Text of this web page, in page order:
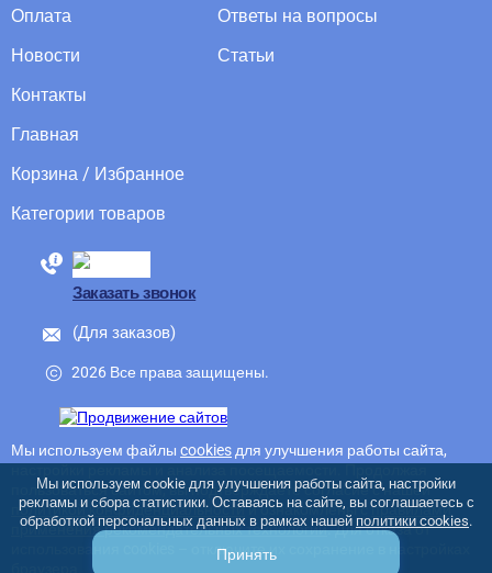
Оплата
Новости
Ответы на вопросы
Статьи
Контакты
Главная
Корзина / Избранное
Категории товаров
88005555550
Заказать звонок
(Для заказов)
2026 Все права защищены.
Мы используем файлы cookiesдля улучшения работы сайта,
пользоваться сайтом, вы подтверждаете согласие с нашей
политикой конфиденциальностии ознакомлены справилами
применения рекомендательных технологий. Для отказа от
использования cookies – отключите их сохранение в настройках
Мы используем cookie для улучшения работы сайта, настройки
рекламы и сбора статистики. Оставаясь на сайте, вы соглашаетесь с
обработкой персональных данных в рамках нашей политики cookies.
Принять